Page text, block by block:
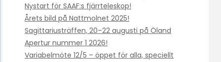
Nystart för SAAF:s fjärrteleskop!
Årets bild på Nattmolnet 2025!
Sagittariusträffen, 20–22 augusti på Öland
Apertur nummer 1 2026!
Variabelmöte 12/5 – öppet för alla, speciellt